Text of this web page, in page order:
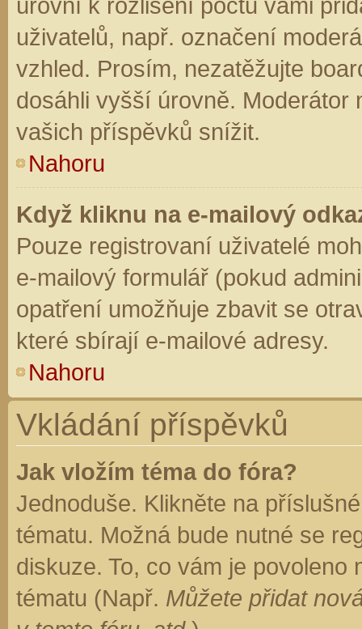
uživatelů, např. označení
vzhled. Prosím, nezatěžujte
dosáhli vyšší úrovně. Moderátor
vašich příspěvků snížit.
Nahoru
Když kliknu na e-mailový
Pouze registrovaní uživatelé
e-mailový formulář (pokud
opatření umožňuje zbavit se
které sbírají e-mailové adresy.
Nahoru
Vkládání příspěvků
Jak vložím téma do fóra?
Jednoduše. Klikněte na
tématu. Možná bude nutné se
diskuze. To, co vám je
tématu (Např. Můžete přidat